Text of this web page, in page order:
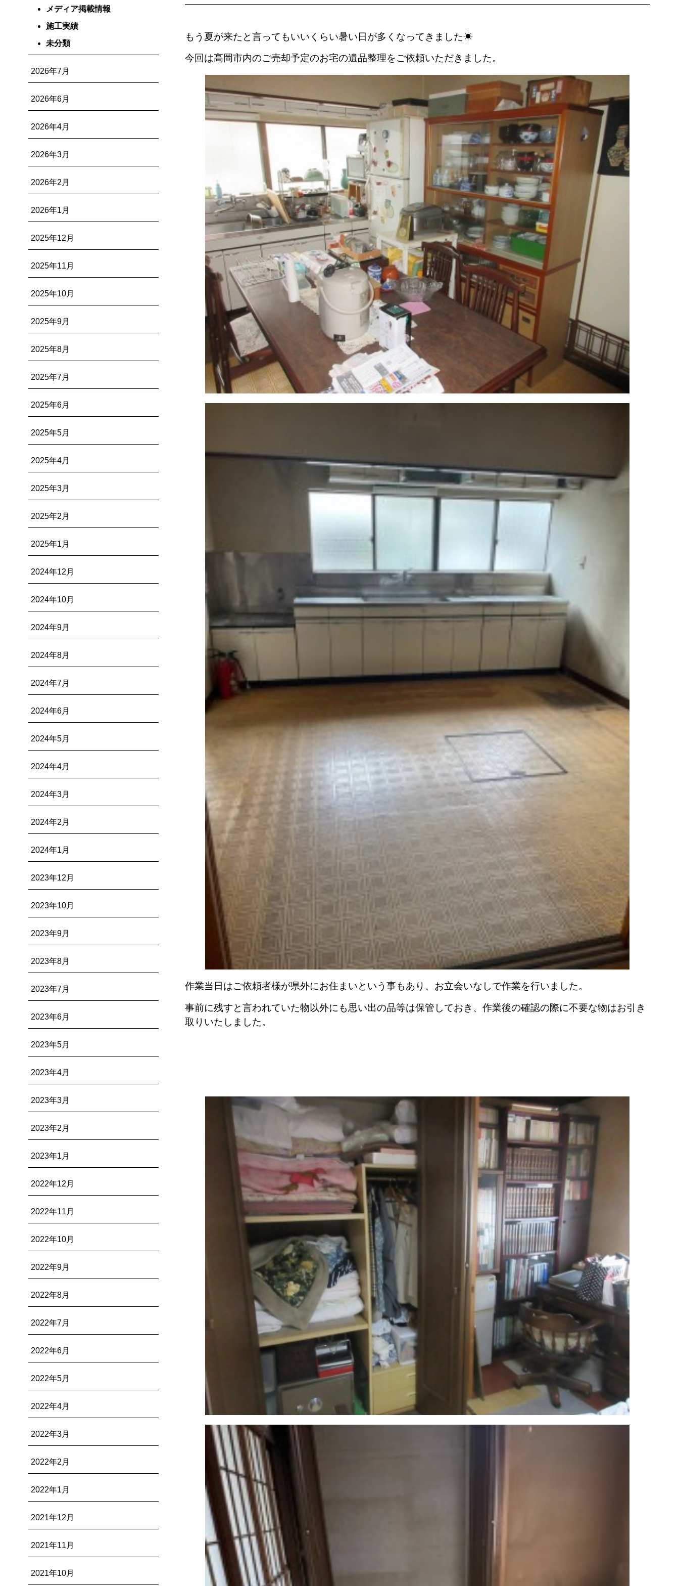
メディア掲載情報
施工実績
未分類
2026年7月
2026年6月
2026年4月
2026年3月
2026年2月
2026年1月
2025年12月
2025年11月
2025年10月
2025年9月
2025年8月
2025年7月
2025年6月
2025年5月
2025年4月
2025年3月
2025年2月
2025年1月
2024年12月
2024年10月
2024年9月
2024年8月
2024年7月
2024年6月
2024年5月
2024年4月
2024年3月
2024年2月
2024年1月
2023年12月
2023年10月
2023年9月
2023年8月
2023年7月
2023年6月
2023年5月
2023年4月
2023年3月
2023年2月
2023年1月
2022年12月
2022年11月
2022年10月
2022年9月
2022年8月
2022年7月
2022年6月
2022年5月
2022年4月
2022年3月
2022年2月
2022年1月
2021年12月
2021年11月
2021年10月
もう夏が来たと言ってもいいくらい暑い日が多くなってきました☀
今回は高岡市内のご売却予定のお宅の遺品整理をご依頼いただきました。
作業当日はご依頼者様が県外にお住まいという事もあり、お立会いなしで作業を行いました。
事前に残すと言われていた物以外にも思い出の品等は保管しておき、作業後の確認の際に不要な物はお引き
取りいたしました。